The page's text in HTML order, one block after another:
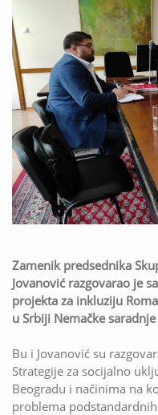
Zamenik predsednika
Jovanović razgovarao je
projekta za inkluziju
u Srbiji Nemačke saradnje
Bu i Jovanović su
Strategije za socijalno
Beogradu i načinima na
problema